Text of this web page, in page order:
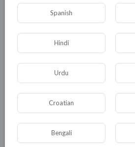
Spanish
Hindi
Urdu
Croatian
Bengali